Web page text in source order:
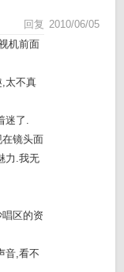
2010/06/05
回复
机前面
,太不真
迷了.
镜头面
力.我无
区的资
音,看不